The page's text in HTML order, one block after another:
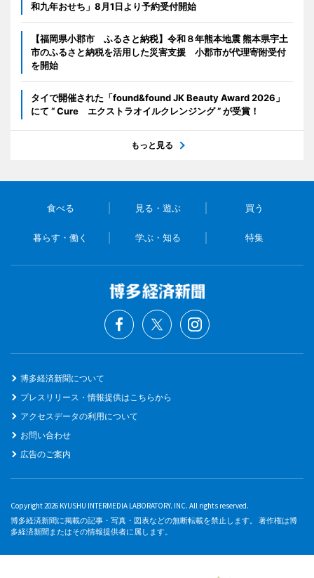
和九年おせち」8月1日より予約受付開始
【福岡県小郡市 ふるさと納税】令和８年熊本地震 熊本県宇土
市のふるさと納税を活用した災害支援 小郡市が代理寄附受付
を開始
タイで開催された「found&found JK Beauty Award 2026」
にて “ Cure エクストラオイルクレンジング ” が受賞！
もっと見る
食べる 見る・遊ぶ 買う
暮らす・働く 学ぶ・知る 特集
博多経済新聞について
プレスリリース・情報提供はこちらから
アクセスデータの利用について
お問い合わせ
広告のご案内
Copyright 2026 KYUSHU INTERMEDIA LABORATORY. INC. All rights reserved.
博多経済新聞に掲載の記事・写真・図表などの無断転載を禁止します。 著作権は博
多経済新聞またはその情報提供者に属します。